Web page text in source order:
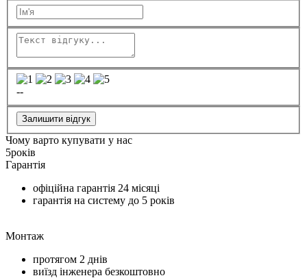
--
Залишити відгук
Чому варто купувати у нас
5років
Гарантія
офіційна гарантія 24 місяці
гарантія на систему до 5 років
Монтаж
протягом 2 днів
виїзд інженера безкоштовно